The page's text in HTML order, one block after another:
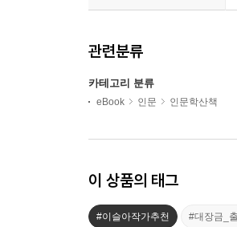
관련분류
카테고리 분류
eBook 인문 인문학산책
이 상품의 태그
#이슬아작가추천 #대장금_